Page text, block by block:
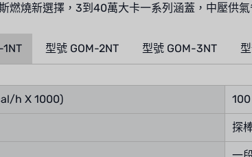
燃燒新選擇，3到40萬大卡一系列涵蓋，中壓供
型號 GOM-2NT 型號 GOM-3NT
h X 1000) 100
探